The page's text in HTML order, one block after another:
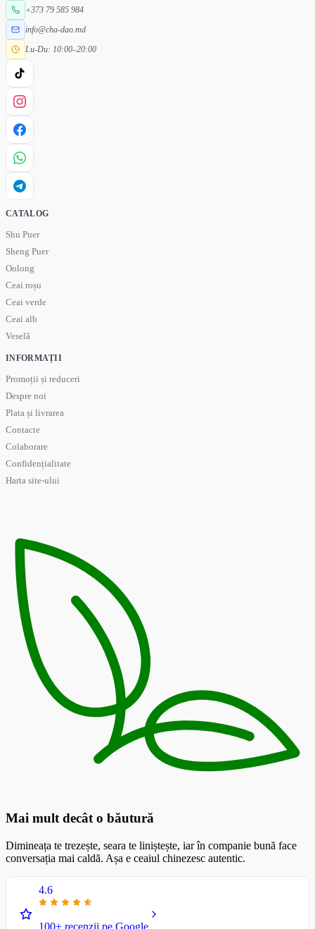
+373 79 585 984
info@cha-dao.md
Lu-Du: 10:00–20:00
CATALOG
Shu Puer
Sheng Puer
Oolong
Ceai roșu
Ceai verde
Ceai alb
Veselă
INFORMAȚII
Promoții și reduceri
Despre noi
Plata și livrarea
Contacte
Colaborare
Confidențialitate
Harta site-ului
Mai mult decât o băutură
Dimineața te trezește, seara te liniștește, iar în companie bună face
conversația mai caldă. Așa e ceaiul chinezesc autentic.
4.6
100+ recenzii pe Google